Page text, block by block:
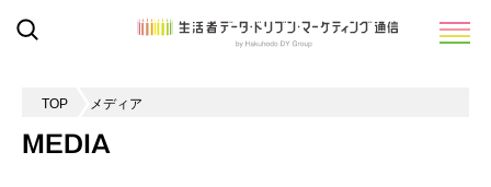
TOP メディア
MEDIA